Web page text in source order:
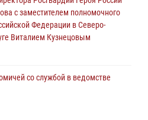
с заместителем полномочного
Федерации в Северо-
Виталием Кузнецовым
со службой в ведомстве